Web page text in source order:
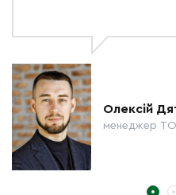
Олексій
менеджер